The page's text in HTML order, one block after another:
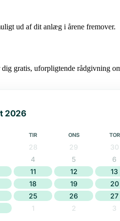
ud af dit anlæg i årene fremover.
gratis, uforpligtende rådgivning